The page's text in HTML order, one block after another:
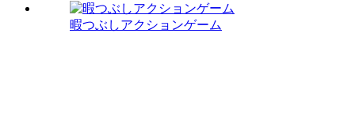
暇つぶしアクションゲーム